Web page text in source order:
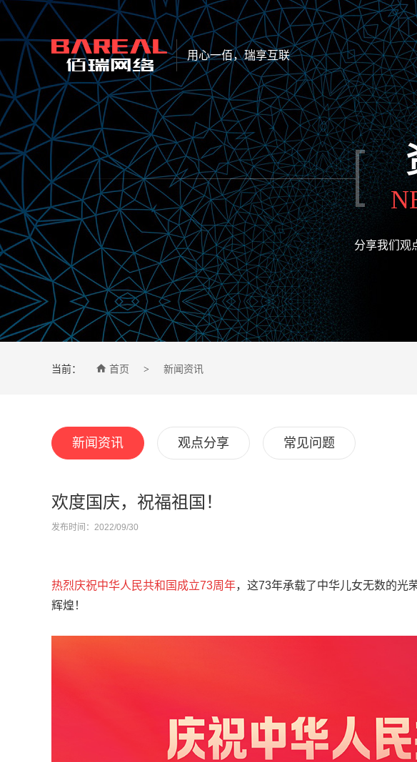
用心一佰，瑞享互联
分享我们观
当前：  首页 > 新闻资讯
新闻资讯 观点分享 常见问题
欢度国庆，祝福祖国！
发布时间：2022/09/30
热烈庆祝中华人民共和国成立73周年，这73年承载了中华儿女无数的光
辉煌！